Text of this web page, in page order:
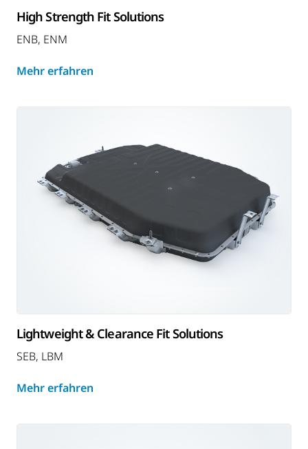
High Strength Fit Solutions
ENB, ENM
Mehr erfahren
Lightweight & Clearance Fit Solutions
SEB, LBM
Mehr erfahren